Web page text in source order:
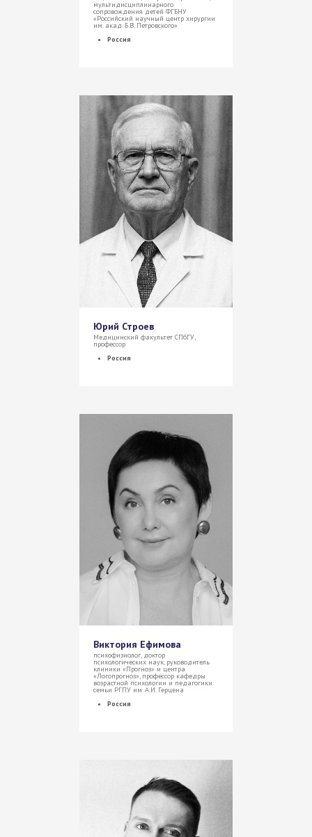
мультидисциплинарного
сопровождения детей ФГБНУ
«Российский научный центр хирургии
им. акад. Б.В. Петровского»
Россия
Юрий Строев
Медицинский факультет СПбГУ,
профессор
Россия
Виктория Ефимова
психофизиолог, доктор
психологических наук, руководитель
клиники «Прогноз» и центра
«Логопрогноз», профессор кафедры
возрастной психологии и педагогики
семьи РГПУ им. А.И. Герцена
Россия